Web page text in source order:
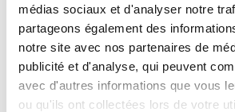
médias sociaux et d'analyser notre
partageons également des
notre site avec nos partenaires de
publicité et d'analyse, qui peuvent
avec d'autres informations que vous
ou qu'ils ont collectées lors de votre
Profil recherché :